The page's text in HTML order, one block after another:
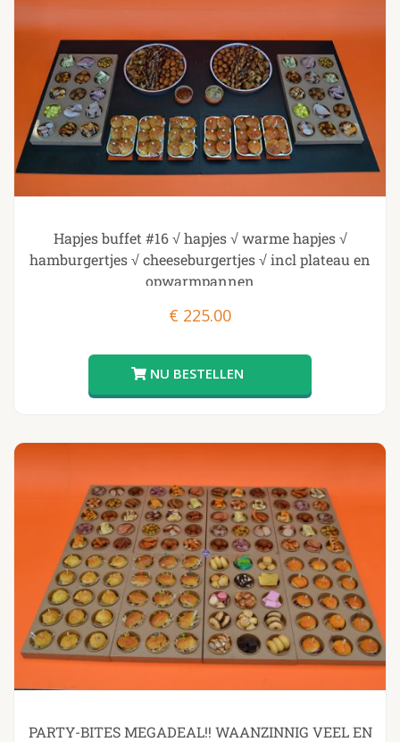
Hapjes buffet #16 √ hapjes √ warme hapjes √
hamburgertjes √ cheeseburgertjes √ incl plateau en
opwarmpannen
€ 225.00
PARTY-BITES MEGADEAL!! WAANZINNIG VEEL EN